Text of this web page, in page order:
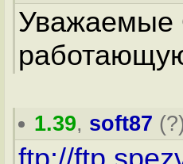
Уважаемые
1.39, soft87 (?